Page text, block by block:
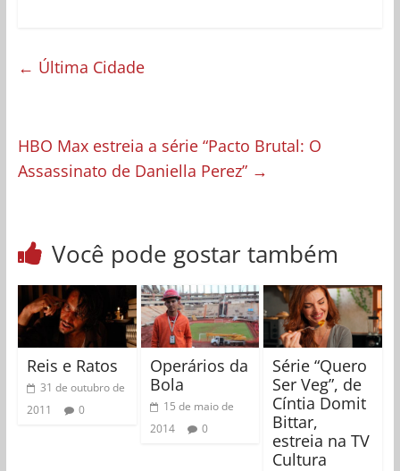
← Última Cidade
HBO Max estreia a série “Pacto Brutal: O
Assassinato de Daniella Perez” →
Você pode gostar também
Reis e Ratos
31 de outubro de
2011
0
Operários da
Bola
15 de maio de
2014
0
Série “Quero
Ser Veg”, de
Cíntia Domit
Bittar,
estreia na TV
Cultura